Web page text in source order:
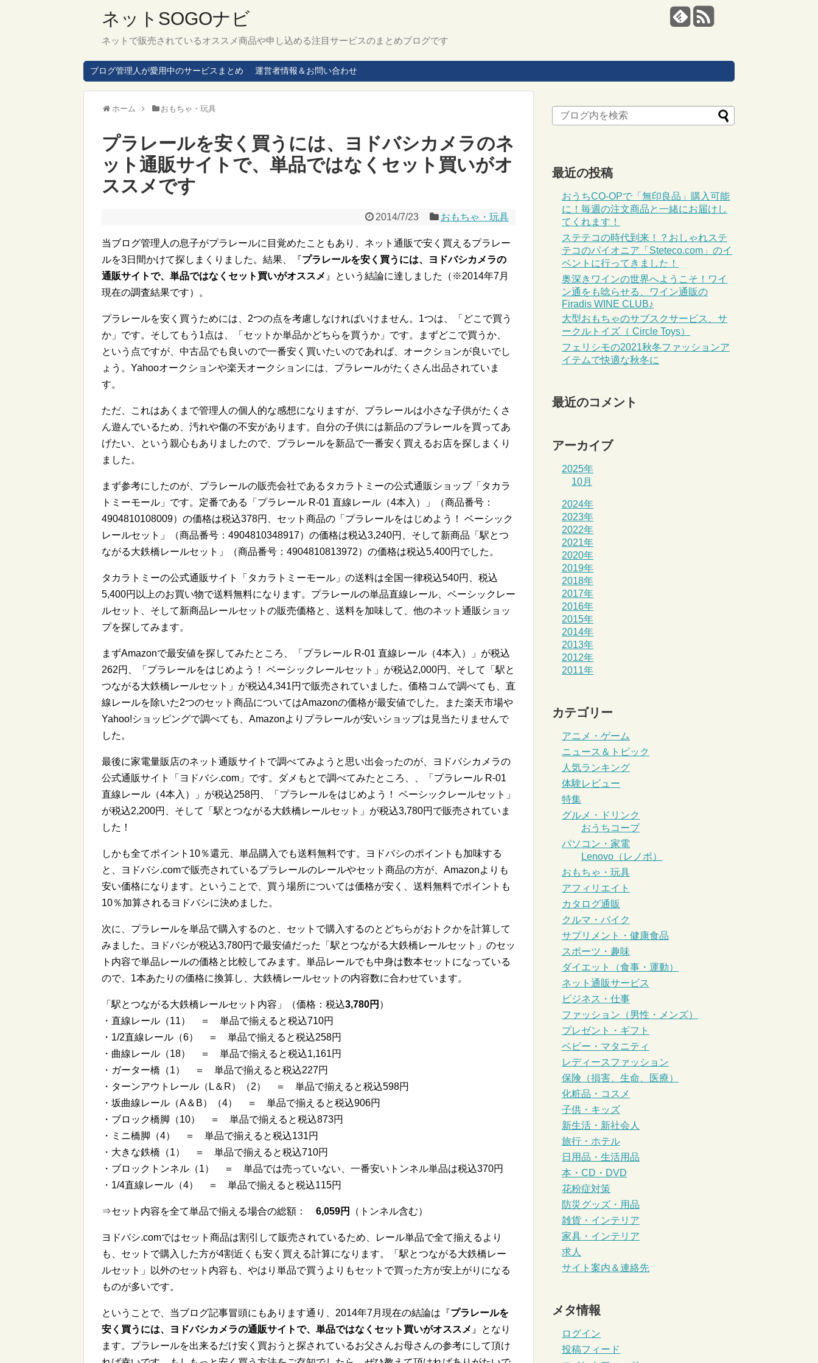
ネットSOGOナビ
ネットで販売されているオススメ商品や申し込める注目サービスのまとめブログです
ブログ管理人が愛用中のサービスまとめ 運営者情報＆お問い合わせ
ホーム おもちゃ・玩具
プラレールを安く買うには、ヨドバシカメラのネ
ット通販サイトで、単品ではなくセット買いがオ
ススメです
2014/7/23 おもちゃ・玩具
当ブログ管理人の息子がプラレールに目覚めたこともあり、ネット通販で安く買えるプラレー
ルを3日間かけて探しまくりました。結果、『プラレールを安く買うには、ヨドバシカメラの
通販サイトで、単品ではなくセット買いがオススメ 』という結論に達しました（※2014年7月
現在の調査結果です）。
プラレールを安く買うためには、2つの点を考慮しなければいけません。1つは、「どこで買う
か」です。そしてもう1点は、「セットか単品かどちらを買うか」です。まずどこで買うか、
という点ですが、中古品でも良いので一番安く買いたいのであれば、オークションが良いでし
ょう。Yahooオークションや楽天オークションには、プラレールがたくさん出品されていま
す。
ただ、これはあくまで管理人の個人的な感想になりますが、プラレールは小さな子供がたくさ
ん遊んでいるため、汚れや傷の不安があります。自分の子供には新品のプラレールを買ってあ
げたい、という親心もありましたので、プラレールを新品で一番安く買えるお店を探しまくり
ました。
まず参考にしたのが、プラレールの販売会社であるタカラトミーの公式通販ショップ「タカラ
トミーモール」です。定番である「プラレール R-01 直線レール（4本入）」（商品番号：
4904810108009）の価格は税込378円、セット商品の「プラレールをはじめよう！ ベーシック
レールセット」（商品番号：4904810348917）の価格は税込3,240円、そして新商品「駅とつ
ながる大鉄橋レールセット」（商品番号：4904810813972）の価格は税込5,400円でした。
タカラトミーの公式通販サイト「タカラトミーモール」の送料は全国一律税込540円、税込
5,400円以上のお買い物で送料無料になります。プラレールの単品直線レール、ベーシックレー
ルセット、そして新商品レールセットの販売価格と、送料を加味して、他のネット通販ショッ
プを探してみます。
まずAmazonで最安値を探してみたところ、「プラレール R-01 直線レール（4本入）」が税込
262円、「プラレールをはじめよう！ ベーシックレールセット」が税込2,000円、そして「駅と
つながる大鉄橋レールセット」が税込4,341円で販売されていました。価格コムで調べても、直
線レールを除いた2つのセット商品についてはAmazonの価格が最安値でした。また楽天市場や
Yahoo!ショッピングで調べても、Amazonよりプラレールが安いショップは見当たりませんで
した。
最後に家電量販店のネット通販サイトで調べてみようと思い出会ったのが、ヨドバシカメラの
公式通販サイト「ヨドバシ.com」です。ダメもとで調べてみたところ、、「プラレール R-01
直線レール（4本入）」が税込258円、「プラレールをはじめよう！ ベーシックレールセット」
が税込2,200円、そして「駅とつながる大鉄橋レールセット」が税込3,780円で販売されていま
した！
しかも全てポイント10％還元、単品購入でも送料無料です。ヨドバシのポイントも加味する
と、ヨドバシ.comで販売されているプラレールのレールやセット商品の方が、Amazonよりも
安い価格になります。ということで、買う場所については価格が安く、送料無料でポイントも
10％加算されるヨドバシに決めました。
次に、プラレールを単品で購入するのと、セットで購入するのとどちらがおトクかを計算して
みました。ヨドバシが税込3,780円で最安値だった「駅とつながる大鉄橋レールセット」のセッ
ト内容で単品レールの価格と比較してみます。単品レールでも中身は数本セットになっている
ので、1本あたりの価格に換算し、大鉄橋レールセットの内容数に合わせています。
「駅とつながる大鉄橋レールセット内容」（価格：税込3,780円 ）
・直線レール（11） ＝ 単品で揃えると税込710円
・1/2直線レール（6） ＝ 単品で揃えると税込258円
・曲線レール（18） ＝ 単品で揃えると税込1,161円
・ガーター橋（1） ＝ 単品で揃えると税込227円
・ターンアウトレール（L＆R）（2） ＝ 単品で揃えると税込598円
・坂曲線レール（A＆B）（4） ＝ 単品で揃えると税込906円
・ブロック橋脚（10） ＝ 単品で揃えると税込873円
・ミニ橋脚（4） ＝ 単品で揃えると税込131円
・大きな鉄橋（1） ＝ 単品で揃えると税込710円
・ブロックトンネル（1） ＝ 単品では売っていない、一番安いトンネル単品は税込370円
・1/4直線レール（4） ＝ 単品で揃えると税込115円
⇒セット内容を全て単品で揃える場合の総額： 6,059円 （トンネル含む）
ヨドバシ.comではセット商品は割引して販売されているため、レール単品で全て揃えるより
も、セットで購入した方が4割近くも安く買える計算になります。「駅とつながる大鉄橋レー
ルセット」以外のセット内容も、やはり単品で買うよりもセットで買った方が安上がりになる
ものが多いです。
ということで、当ブログ記事冒頭にもあります通り、2014年7月現在の結論は『プラレールを
安く買うには、ヨドバシカメラの通販サイトで、単品ではなくセット買いがオススメ 』となり
ます。プラレールを出来るだけ安く買おうと探されているお父さんお母さんの参考にして頂け
最近の投稿
おうちCO-OPで「無印良品」購入可能
に！毎週の注文商品と一緒にお届けし
てくれます！
ステテコの時代到来！？おしゃれステ
テコのパイオニア「Steteco.com」のイ
ベントに行ってきました！
奥深きワインの世界へようこそ！ワイ
ン通をも唸らせる、ワイン通販の
Firadis WINE CLUB♪
大型おもちゃのサブスクサービス、サ
ークルトイズ（ Circle Toys）
フェリシモの2021秋冬ファッションア
イテムで快適な秋冬に
最近のコメント
アーカイブ
2025年
10月
2024年
2023年
2022年
2021年
2020年
2019年
2018年
2017年
2016年
2015年
2014年
2013年
2012年
2011年
カテゴリー
アニメ・ゲーム
ニュース＆トピック
人気ランキング
体験レビュー
特集
グルメ・ドリンク
おうちコープ
パソコン・家電
Lenovo（レノボ）
おもちゃ・玩具
アフィリエイト
カタログ通販
クルマ・バイク
サプリメント・健康食品
スポーツ・趣味
ダイエット（食事・運動）
ネット通販サービス
ビジネス・仕事
ファッション（男性・メンズ）
プレゼント・ギフト
ベビー・マタニティ
レディースファッション
保険（損害、生命、医療）
化粧品・コスメ
子供・キッズ
新生活・新社会人
旅行・ホテル
日用品・生活用品
本・CD・DVD
花粉症対策
防災グッズ・用品
雑貨・インテリア
家具・インテリア
求人
サイト案内＆連絡先
メタ情報
ログイン
投稿フィード